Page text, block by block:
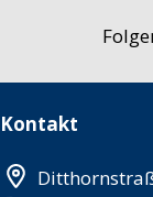
Kontakt